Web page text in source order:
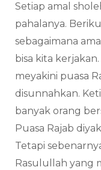
Setiap amal
pahalanya.
sebagaimana
bisa kita
meyakini puasa
disunnahkan.
banyak orang
Puasa Rajab
Tetapi
Rasulullah yang